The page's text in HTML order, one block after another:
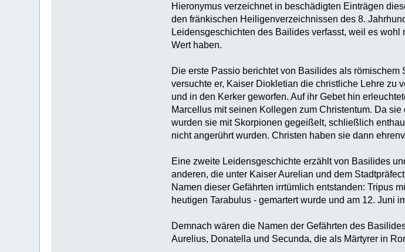
Hieronymus verzeichnet in beschädigten Einträgen
den fränkischen Heiligenverzeichnissen des 8.
Leidensgeschichten des Bailides verfasst, weil es
Wert haben.
Die erste Passio berichtet von Basilides als
versuchte er, Kaiser Diokletian die christliche Lehre zu
und in den Kerker geworfen. Auf ihr Gebet hin
Marcellus mit seinen Kollegen zum Christentum. Da
wurden sie mit Skorpionen gegeißelt, schließlich
nicht angerührt wurden. Christen haben sie dann
Eine zweite Leidensgeschichte erzählt von Basilides
anderen, die unter Kaiser Aurelian und dem
Namen dieser Gefährten irrtümlich entstanden: Tripus
heutigen Tarabulus - gemartert wurde und am 12. Juni
Demnach wären die Namen der Gefährten des
Aurelius, Donatella und Secunda, die als Märtyrer in